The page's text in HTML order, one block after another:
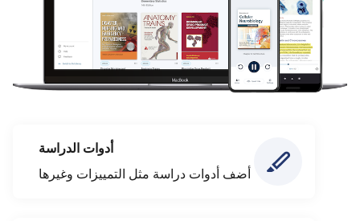
أدوات الدراسة
أضف أدوات دراسة مثل التمييزات وغيرها